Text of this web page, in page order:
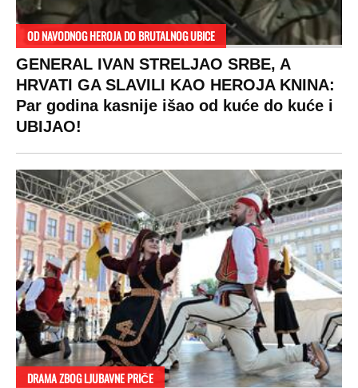
OD NAVODNOG HEROJA DO BRUTALNOG UBICE
GENERAL IVAN STRELJAO SRBE, A
HRVATI GA SLAVILI KAO HEROJA KNINA:
Par godina kasnije išao od kuće do kuće i
UBIJAO!
DRAMA ZBOG LJUBAVNE PRIČE